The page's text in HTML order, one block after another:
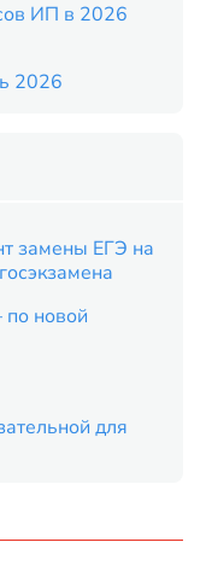
ИП в 2026
2026
замены ЕГЭ на
по новой
для